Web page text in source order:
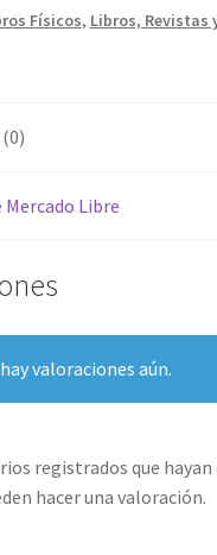
Físicos, Libros, Revistas
Libre
valoraciones aún.
registrados que
hacer una valoración.